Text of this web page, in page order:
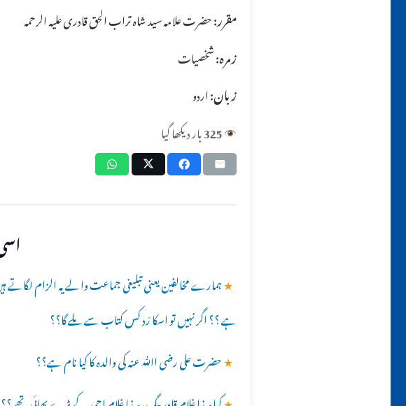
مقرر:حضرت علامہ سید شاہ تراب الحق قادری علیہ الرحمہ
زمرہ:شخصیات
زبان:اردو
325بار دیکھا گیا
★ہمارے مخالفین یعنی تبلیغی جماعت والے یہ الزام لگاتے
ہے ؟؟ اگر نہیں تو اسکا رَد کس کتاب سے ملے گا؟؟
★حضرت علی رضی اﷲ عنہ کی والدہ کا کیا نام ہے؟؟